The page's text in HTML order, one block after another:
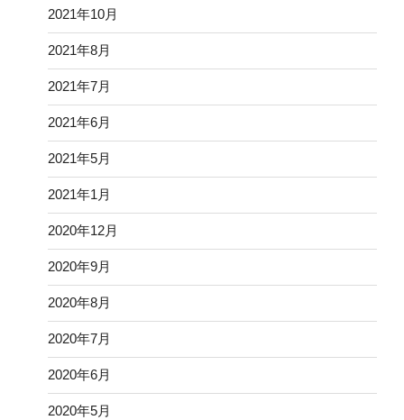
2021年10月
2021年8月
2021年7月
2021年6月
2021年5月
2021年1月
2020年12月
2020年9月
2020年8月
2020年7月
2020年6月
2020年5月